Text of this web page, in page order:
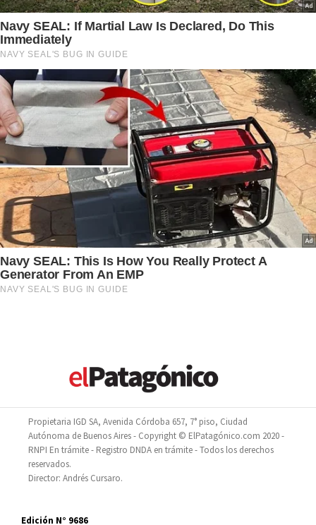
Propietaria IGD SA, Avenida Córdoba 657, 7° piso, Ciudad
Autónoma de Buenos Aires - Copyright © ElPatagónico.com 2020 -
RNPI En trámite - Registro DNDA en trámite - Todos los derechos
reservados.
Director: Andrés Cursaro.
Edición N° 9686